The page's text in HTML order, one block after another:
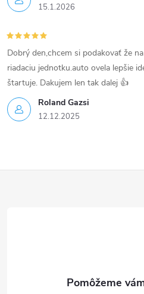
15.1.2026
Roland Gazsi
12.12.2025
Dobrý den,chcem si podakovať že
riadaciu jednotku.auto ovela lepšie
štartuje. Dakujem len tak dalej 👍